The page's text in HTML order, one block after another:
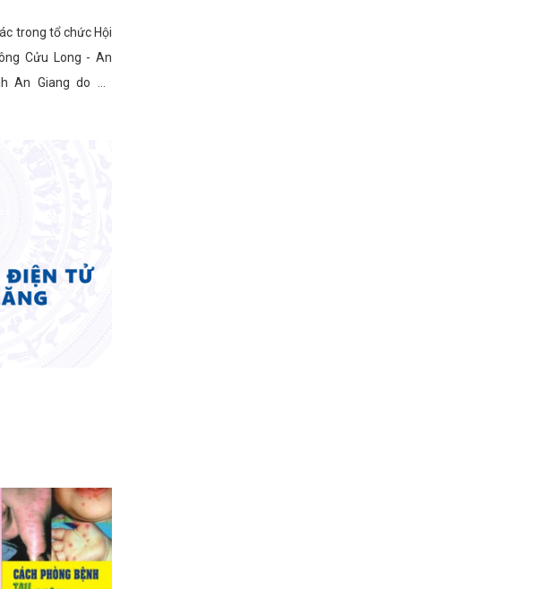
trong tổ chức Hội
Cửu Long - An
An Giang do bà
việc với đại diện
Thương mại tỉnh